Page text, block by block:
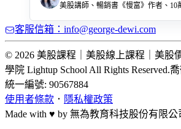
美股講師、暢銷書《慢富》作者、10
客服信箱：info@george-dewi.com
© 2026 美股課程｜美股線上課程｜美股
學院 Lightup School All Rights Reserved.
統一編號: 90567884
使用者條款 ． 隱私權政策
Made with ♥ by 無為教育科技股份有限公